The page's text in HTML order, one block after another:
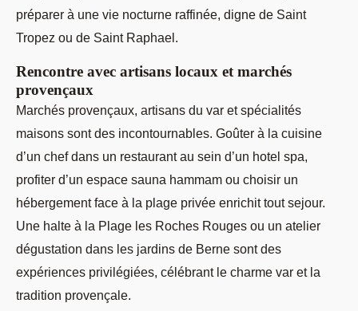
préparer à une vie nocturne raffinée, digne de Saint
Tropez ou de Saint Raphael.
Rencontre avec artisans locaux et marchés
provençaux
Marchés provençaux, artisans du var et spécialités
maisons sont des incontournables. Goûter à la cuisine
d’un chef dans un restaurant au sein d’un hotel spa,
profiter d’un espace sauna hammam ou choisir un
hébergement face à la plage privée enrichit tout sejour.
Une halte à la Plage les Roches Rouges ou un atelier
dégustation dans les jardins de Berne sont des
expériences privilégiées, célébrant le charme var et la
tradition provençale.